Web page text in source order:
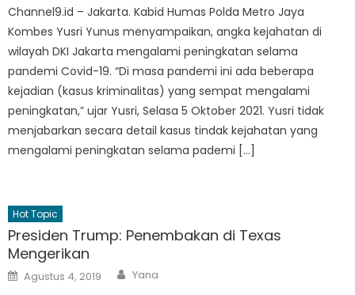
Channel9.id – Jakarta. Kabid Humas Polda Metro Jaya
Kombes Yusri Yunus menyampaikan, angka kejahatan di
wilayah DKI Jakarta mengalami peningkatan selama
pandemi Covid-19. “Di masa pandemi ini ada beberapa
kejadian (kasus kriminalitas) yang sempat mengalami
peningkatan,” ujar Yusri, Selasa 5 Oktober 2021. Yusri tidak
menjabarkan secara detail kasus tindak kejahatan yang
mengalami peningkatan selama pademi […]
Hot Topic
Presiden Trump: Penembakan di Texas
Mengerikan
Posted
on
Agustus 4, 2019 Author
Yana